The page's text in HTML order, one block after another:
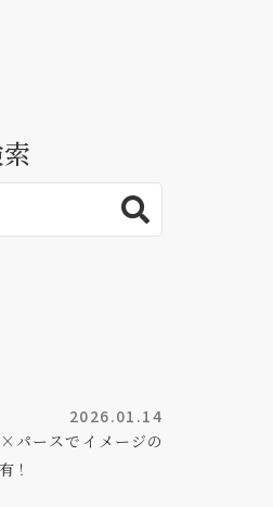
2026.01.14
パースでイメージの
！